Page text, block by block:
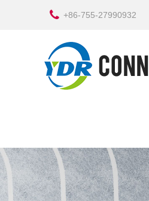
+86-755-27990932